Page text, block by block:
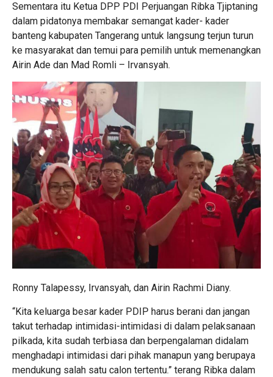
Sementara itu Ketua DPP PDI Perjuangan Ribka Tjiptaning
dalam pidatonya membakar semangat kader- kader
banteng kabupaten Tangerang untuk langsung terjun turun
ke masyarakat dan temui para pemilih untuk memenangkan
Airin Ade dan Mad Romli – Irvansyah.
Ronny Talapessy, Irvansyah, dan Airin Rachmi Diany.
“Kita keluarga besar kader PDIP harus berani dan jangan
takut terhadap intimidasi-intimidasi di dalam pelaksanaan
pilkada, kita sudah terbiasa dan berpengalaman didalam
menghadapi intimidasi dari pihak manapun yang berupaya
mendukung salah satu calon tertentu.” terang Ribka dalam